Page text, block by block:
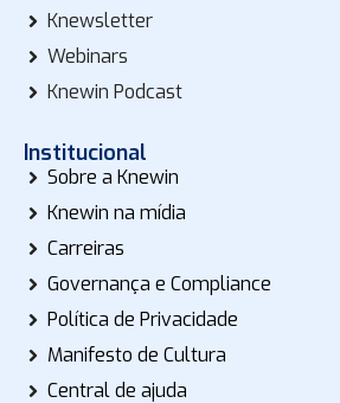
Knewsletter
Webinars
Knewin Podcast
Institucional
Sobre a Knewin
Knewin na mídia
Carreiras
Governança e Compliance
Política de Privacidade
Manifesto de Cultura
Central de ajuda